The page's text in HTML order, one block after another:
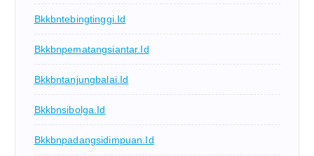
Bkkbntebingtinggi.id
Bkkbnpematangsiantar.id
Bkkbntanjungbalai.id
Bkkbnsibolga.id
Bkkbnpadangsidimpuan.id